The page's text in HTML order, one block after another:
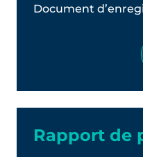
Document
Rapport de